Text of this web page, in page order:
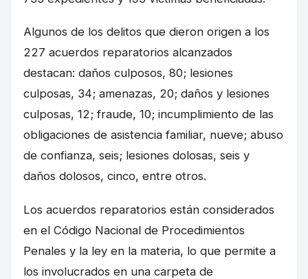
Algunos de los delitos que dieron origen a los
227 acuerdos reparatorios alcanzados
destacan: daños culposos, 80; lesiones
culposas, 34; amenazas, 20; daños y lesiones
culposas, 12; fraude, 10; incumplimiento de las
obligaciones de asistencia familiar, nueve; abuso
de confianza, seis; lesiones dolosas, seis y
daños dolosos, cinco, entre otros.
Los acuerdos reparatorios están considerados
en el Código Nacional de Procedimientos
Penales y la ley en la materia, lo que permite a
los involucrados en una carpeta de